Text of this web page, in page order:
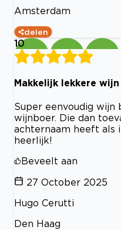
Amsterdam
delen
10
Makkelijk lekkere
Super eenvoudig
wijnboer. Die dan
achternaam heeft als
heerlijk!
Beveelt aan
27 October 2025
Hugo Cerutti
Den Haag